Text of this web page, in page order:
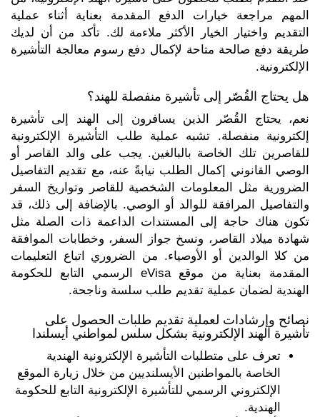
المهم مراجعة خيارات الدفع المقدمة بعناية أثناء عملية
التقديم واختيار الخيار الأكثر ملاءمة لك. تأكد من أن لديك
طريقة دفع صالحة متاحة لإكمال دفع رسوم معالجة التأشيرة
الإلكترونية.
هل يحتاج القُصّر إلى تأشيرة منفصلة للهند؟
نعم، يحتاج القُصّر الذين يسافرون إلى الهند إلى تأشيرة
إلكترونية منفصلة. تشبه عملية طلب التأشيرة الإلكترونية
للقاصرين تلك الخاصة بالبالغين. يجب على والد القاصر أو
الوصي القانوني إكمال الطلب نيابةً عنه، مع تقديم التفاصيل
الضرورية مثل المعلومات الشخصية للقاصر وتواريخ السفر
والتفاصيل المرافقة للوالد أو الوصي. بالإضافة إلى ذلك، قد
تكون هناك حاجة إلى المستندات الداعمة ذات الصلة مثل
شهادة ميلاد القاصر، ونسخ جواز السفر، وخطابات الموافقة
من كلا الوالدين أو الأوصياء. من الضروري اتباع التعليمات
المقدمة بعناية من موقع eVisa الرسمي التابع للحكومة
الهندية لضمان عملية تقديم طلب سلسة وناجحة.
نصائح وإرشادات لعملية تقديم طلبات الحصول على
تأشيرة الهند الإلكترونية بشكل سلس لمواطني أيسلندا
تعرف على متطلبات التأشيرة الإلكترونية الهندية
الخاصة بالمواطنين الأيسلنديين من خلال زيارة الموقع
الإلكتروني الرسمي للتأشيرة الإلكترونية التابع للحكومة
الهندية.